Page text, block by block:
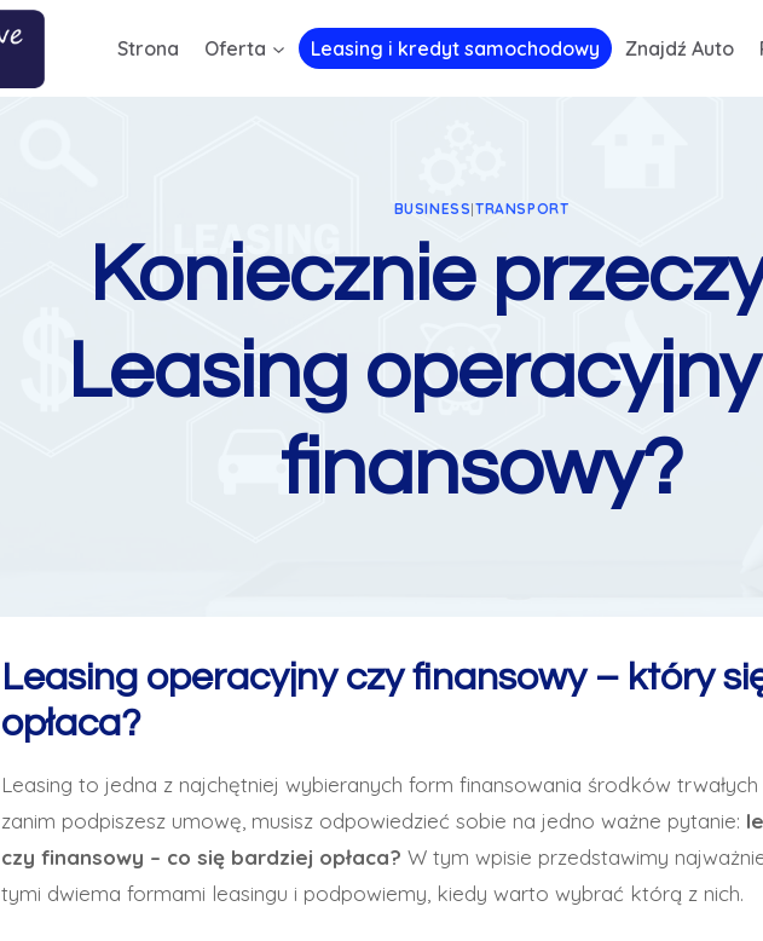
Strona Oferta Leasing i kredyt samochodowy Znajdź Auto
BUSINESS|TRANSPORT
Koniecznie
Leasing
finansowy?
Leasing operacyjny czy finansowy – który
opłaca?
Leasing to jedna z najchętniej wybieranych form finansowania środków
zanim podpiszesz umowę, musisz odpowiedzieć sobie na jedno ważne pytanie:
czy finansowy – co się bardziej opłaca? W tym wpisie przedstawimy
tymi dwiema formami leasingu i podpowiemy, kiedy warto wybrać którą z nich.